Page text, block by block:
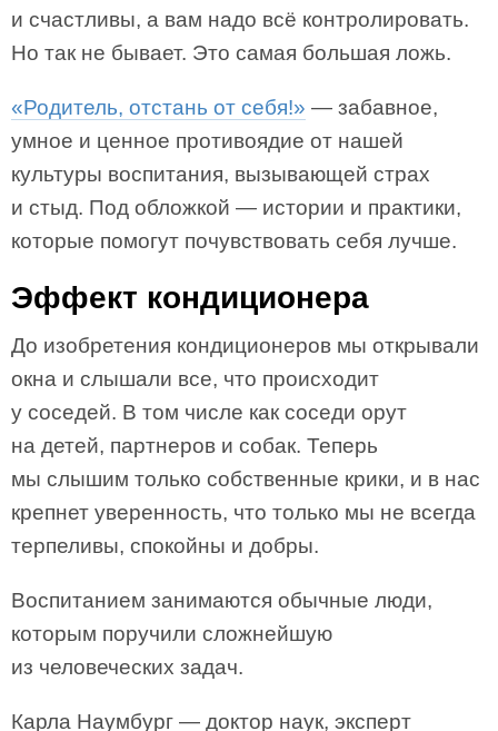
и счастливы, а вам надо всё контролировать.
Но так не бывает. Это самая большая ложь.
«Родитель, отстань от себя!» — забавное,
умное и ценное противоядие от нашей
культуры воспитания, вызывающей страх
и стыд. Под обложкой — истории и практики,
которые помогут почувствовать себя лучше.
Эффект кондиционера
До изобретения кондиционеров мы открывали
окна и слышали все, что происходит
у соседей. В том числе как соседи орут
на детей, партнеров и собак. Теперь
мы слышим только собственные крики, и в нас
крепнет уверенность, что только мы не всегда
терпеливы, спокойны и добры.
Воспитанием занимаются обычные люди,
которым поручили сложнейшую
из человеческих задач.
Карла Наумбург — доктор наук, эксперт